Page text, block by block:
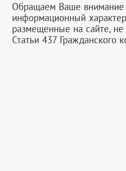
Обращаем Ваше внимание
информационный
размещенные на сайте,
Статьи 437 Гражданского